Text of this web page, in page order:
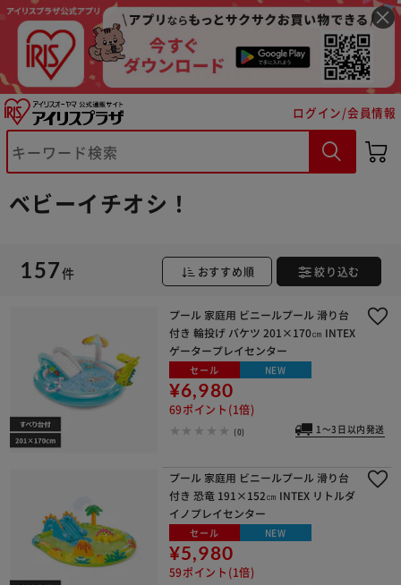
ログイン/会員情報
ベビーイチオシ！
157件 おすすめ順 絞り込む
プール 家庭用 ビニールプール 滑り台
付き 輪投げ バケツ 201×170㎝ INTEX
ゲータープレイセンター
セール NEW
¥6,980
69ポイント(1倍)
(0) 1～3日以内発送
プール 家庭用 ビニールプール 滑り台
付き 恐竜 191×152㎝ INTEX リトルダ
イノプレイセンター
セール NEW
¥5,980
59ポイント(1倍)
※ご確認ください